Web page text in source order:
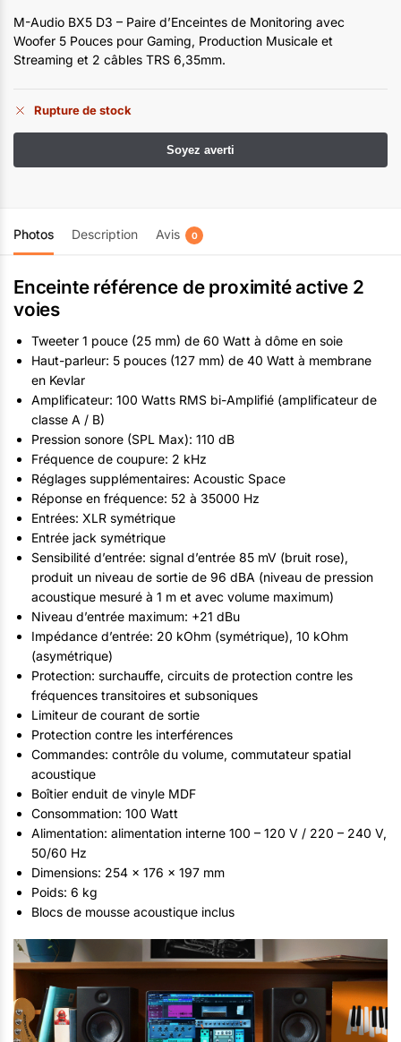
M-Audio BX5 D3 – Paire d’Enceintes de Monitoring avec
Woofer 5 Pouces pour Gaming, Production Musicale et
Streaming et 2 câbles TRS 6,35mm.
Rupture de stock
Photos Description Avis 0
Enceinte référence de proximité active 2
voies
Tweeter 1 pouce (25 mm) de 60 Watt à dôme en soie
Haut-parleur: 5 pouces (127 mm) de 40 Watt à membrane
en Kevlar
Amplificateur: 100 Watts RMS bi-Amplifié (amplificateur de
classe A / B)
Pression sonore (SPL Max): 110 dB
Fréquence de coupure: 2 kHz
Réglages supplémentaires: Acoustic Space
Réponse en fréquence: 52 à 35000 Hz
Entrées: XLR symétrique
Entrée jack symétrique
Sensibilité d’entrée: signal d’entrée 85 mV (bruit rose),
produit un niveau de sortie de 96 dBA (niveau de pression
acoustique mesuré à 1 m et avec volume maximum)
Niveau d’entrée maximum: +21 dBu
Impédance d’entrée: 20 kOhm (symétrique), 10 kOhm
(asymétrique)
Protection: surchauffe, circuits de protection contre les
fréquences transitoires et subsoniques
Limiteur de courant de sortie
Protection contre les interférences
Commandes: contrôle du volume, commutateur spatial
acoustique
Boîtier enduit de vinyle MDF
Consommation: 100 Watt
Alimentation: alimentation interne 100 – 120 V / 220 – 240 V,
50/60 Hz
Dimensions: 254 x 176 x 197 mm
Poids: 6 kg
Blocs de mousse acoustique inclus